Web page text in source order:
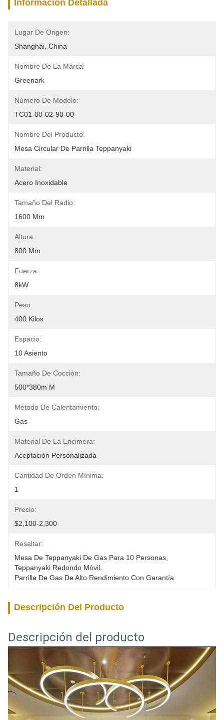
Información Detallada
Lugar De Origen:
Shanghái, China
Nombre De La Marca:
Greenark
Número De Modelo:
TC01-00-02-90-00
Nombre Del Producto:
Mesa Circular De Parrilla Teppanyaki
Material:
Acero Inoxidable
Tamaño Del Radio:
1600 Mm
Altura:
800 Mm
Fuerza:
8kW
Peso:
400 Kilos
Espacio:
10 Asiento
Tamaño De Cocción:
500*380m M
Método De Calentamiento:
Gas
Material De La Encimera:
Aceptación Personalizada
Cantidad De Orden Mínima:
1
Precio:
$2,100-2,300
Resaltar:
Mesa De Teppanyaki De Gas Para 10 Personas
Teppanyaki Redondo Móvil
Parrilla De Gas De Alto Rendimiento Con Garantía
Descripción Del Producto
Descripción del producto